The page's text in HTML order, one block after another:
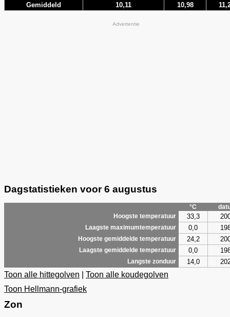
Gemiddeld 10,11 10,98
Advertentie
Dagstatistieken voor 6 augustus
°C
Hoogste temperatuur
33,3
Laagste maximumtemperatuur 0,0
Hoogste gemiddelde temperatuur 24,2
Laagste gemiddelde temperatuur 0,0
Langste zonduur 14,0
Toon alle hittegolven
Toon alle koudegolven
Toon Hellmann-grafiek
Zon